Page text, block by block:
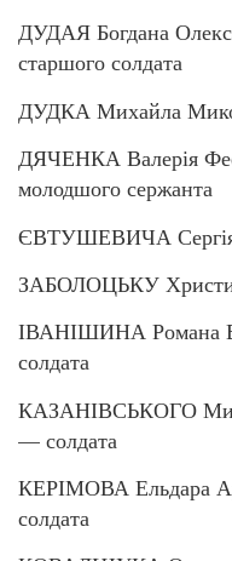
ДУДАЯ Богдана
старшого солдата
ДУДКА Михайла
ДЯЧЕНКА Валерія
молодшого сержанта
ЄВТУШЕВИЧА Сергія
ЗАБОЛОЦЬКУ
ІВАНІШИНА Романа
солдата
КАЗАНІВСЬКОГО
— солдата
КЕРІМОВА Ельдара
солдата